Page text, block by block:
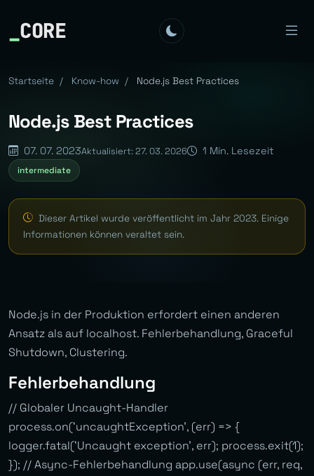
_CORE
Startseite / Know-how / Node.js Best Practices
Node.js Best Practices
07. 07. 2023Aktualisiert: 27. 03. 2026 1 Min. Lesezeit
intermediate
Dieser Artikel wurde veröffentlicht im Jahr 2023. Einige
Informationen können veraltet sein.
Node.js in der Produktion erfordert einen anderen
Ansatz als auf localhost. Fehlerbehandlung, Graceful
Shutdown, Clustering.
Fehlerbehandlung
// Globaler Uncaught-Handler
process.on(‘uncaughtException’, (err) => {
logger.fatal(‘Uncaught exception’, err); process.exit(1);
}); // Async-Fehlerbehandlung app.use(async (err, req,